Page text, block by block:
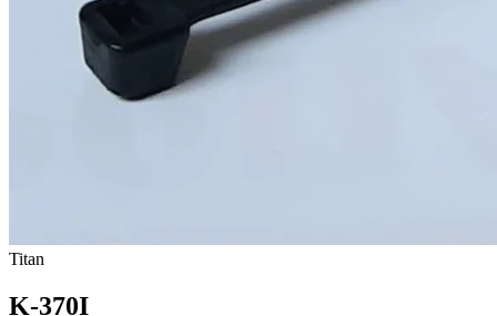
Titan
K-370I